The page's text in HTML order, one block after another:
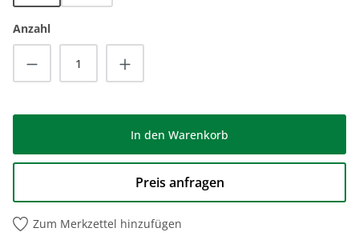
Anzahl
Produkt Anzahl: Gib den gewünschten
In den Warenkorb
Preis anfragen
Zum Merkzettel hinzufügen